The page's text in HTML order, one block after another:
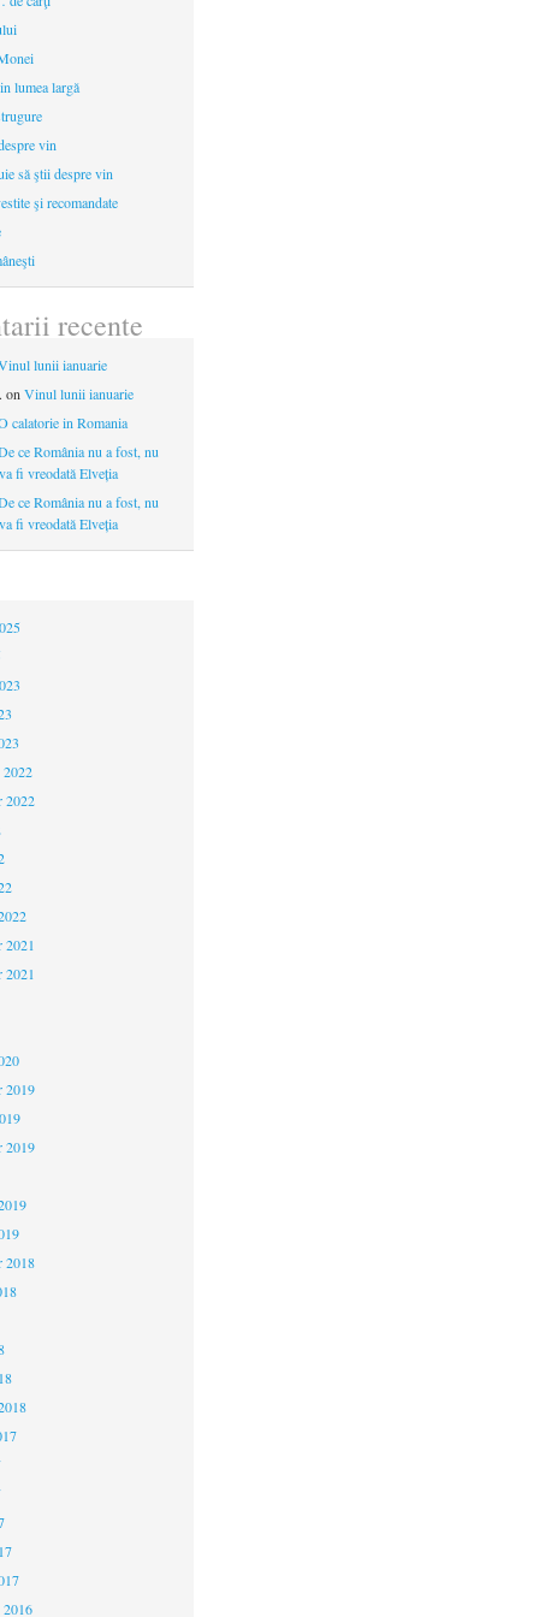
lumea largă
vin
să ştii despre vin
şi recomandate
recente
lunii ianuarie
on Vinul lunii ianuarie
calatorie in Romania
ce România nu a fost, nu
fi vreodată Elveția
ce România nu a fost, nu
fi vreodată Elveția
2022
2022
2021
2021
2019
2019
2018
2016